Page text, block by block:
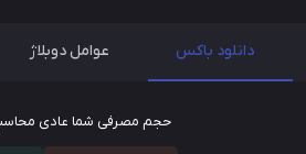
دانلود باکس عوامل دوبلاژ
حجم مصرفی شما عادی